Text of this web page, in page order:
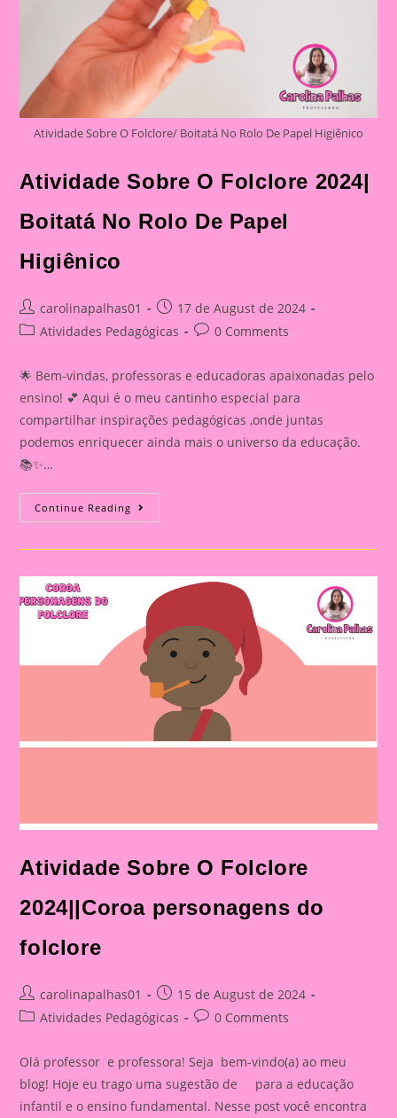
Atividade Sobre O Folclore/ Boitatá No Rolo De Papel Higiênico
Atividade Sobre O Folclore 2024|
Boitatá No Rolo De Papel
Higiênico
Post
author:
carolinapalhas01
Post
published:
17 de August de 2024
PostAtividades Pedagógicas
Post0 Comments
🌟 Bem-vindas, professoras e educadoras apaixonadas pelo
ensino! 💕 Aqui é o meu cantinho especial para
compartilhar inspirações pedagógicas ,onde juntas
podemos enriquecer ainda mais o universo da educação.
📚✨…
Continue Reading Atividade
Sobre
Folclore
Rolo
De
Papel
Higiênico
Atividade Sobre O Folclore
2024||Coroa personagens do
folclore
Post
author:
carolinapalhas01
Post
published:
15 de August de 2024
PostAtividades Pedagógicas
Post0 Comments
Olá professor e professora! Seja bem-vindo(a) ao meu
blog! Hoje eu trago uma sugestão de para a educação
infantil e o ensino fundamental. Nesse post você encontra